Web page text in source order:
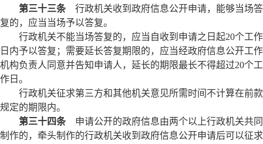
第三十三条行政机关收到政府信息公开申请，能够当场答
复的，应当当场予以答复。
行政机关不能当场答复的，应当自收到申请之日起20个工作
日内予以答复；需要延长答复期限的，应当经政府信息公开工作
机构负责人同意并告知申请人，延长的期限最长不得超过20个工
作日。
行政机关征求第三方和其他机关意见所需时间不计算在前款
规定的期限内。
第三十四条申请公开的政府信息由两个以上行政机关共同
制作的，牵头制作的行政机关收到政府信息公开申请后可以征求